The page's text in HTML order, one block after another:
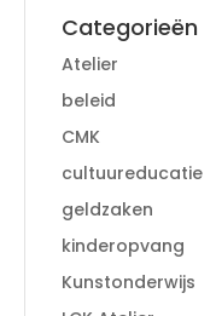
Categorieën
Atelier
beleid
CMK
cultuureducatie
geldzaken
kinderopvang
Kunstonderwijs